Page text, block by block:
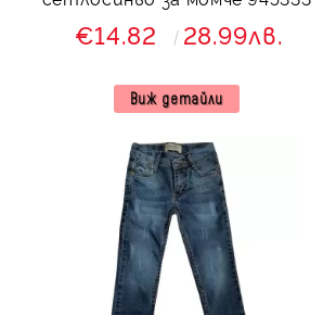
€14.82 28.99лв.
Виж детайли